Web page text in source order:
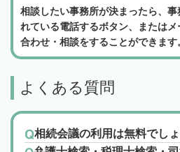
相談したい事務所が決まったら、
れている電話するボタン、または
合わせ・相談をすることができます
よくある質問
相続会議の利用は無料でし